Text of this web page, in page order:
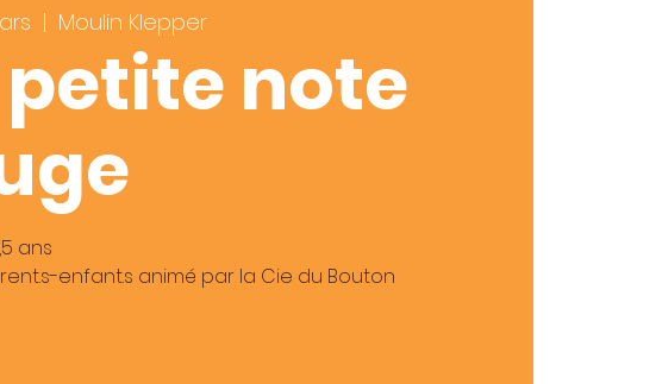
  |
Moulin Klepper
petite note
ans
enfant.s animé par la Cie du Bouton